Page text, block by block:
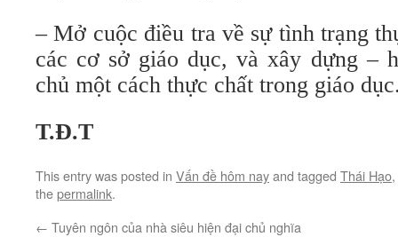
– Mở cuộc điều tra về sự tình trạng
các cơ sở giáo dục, và xây dựng –
chủ một cách thực chất trong giáo
T.Đ.T
This entry was posted in Vấn đề hôm nayand tagged Thái Hạo,
thepermalink.
← Tuyên ngôn của nhà siêu hiện đại chủ nghĩa